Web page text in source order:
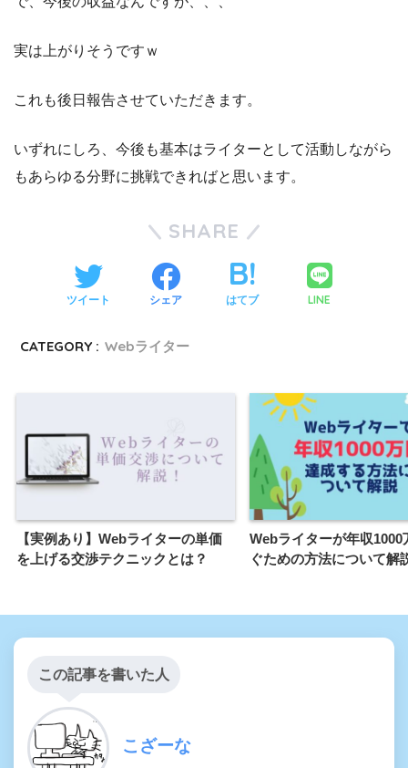
実は上がりそうですｗ
これも後日報告させていただきます。
いずれにしろ、今後も基本はライターとして活動しながら
もあらゆる分野に挑戦できればと思います。
SHARE
ツイート シェア はてブ LINE
CATEGORY : Webライター
【実例あり】Webライターの単価
を上げる交渉テクニックとは？
Webライターが年収1000
ぐための方法について解
この記事を書いた人
こざーな